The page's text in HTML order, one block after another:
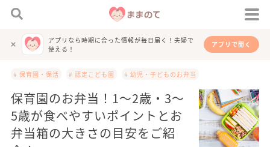
アプリなら時期に合った情報が毎日届く！夫婦で
使える！
アプリで開く
# 保育園・保活 # 認定こども園 # 幼児・子どものお弁当
保育園のお弁当！1～2歳・3～
5歳が食べやすいポイントとお
弁当箱の大きさの目安をご紹